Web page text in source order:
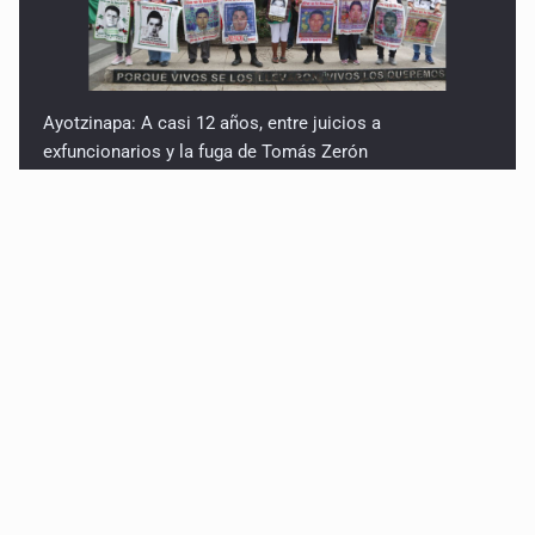
exfuncionarios y la fuga de Tomás Zerón